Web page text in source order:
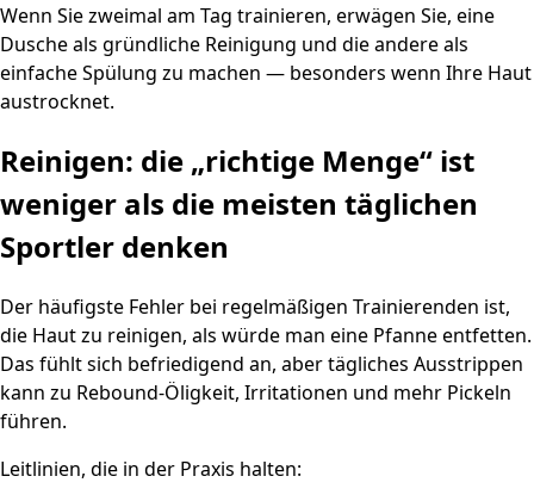
Wenn Sie zweimal am Tag trainieren, erwägen Sie, eine
Dusche als gründliche Reinigung und die andere als
einfache Spülung zu machen — besonders wenn Ihre Haut
austrocknet.
Reinigen: die „richtige Menge“ ist
weniger als die meisten täglichen
Sportler denken
Der häufigste Fehler bei regelmäßigen Trainierenden ist,
die Haut zu reinigen, als würde man eine Pfanne entfetten.
Das fühlt sich befriedigend an, aber tägliches Ausstrippen
kann zu Rebound-Öligkeit, Irritationen und mehr Pickeln
führen.
Leitlinien, die in der Praxis halten: